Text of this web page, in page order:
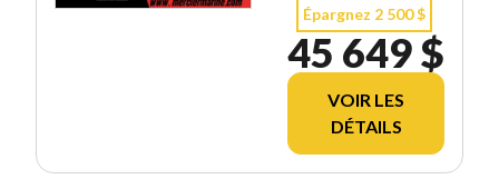
Épargnez 2 500 $
45 649 $
VOIR LES
DÉTAILS